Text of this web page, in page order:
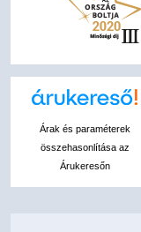
Árak és paraméterek
összehasonlítása az
Árukeresőn